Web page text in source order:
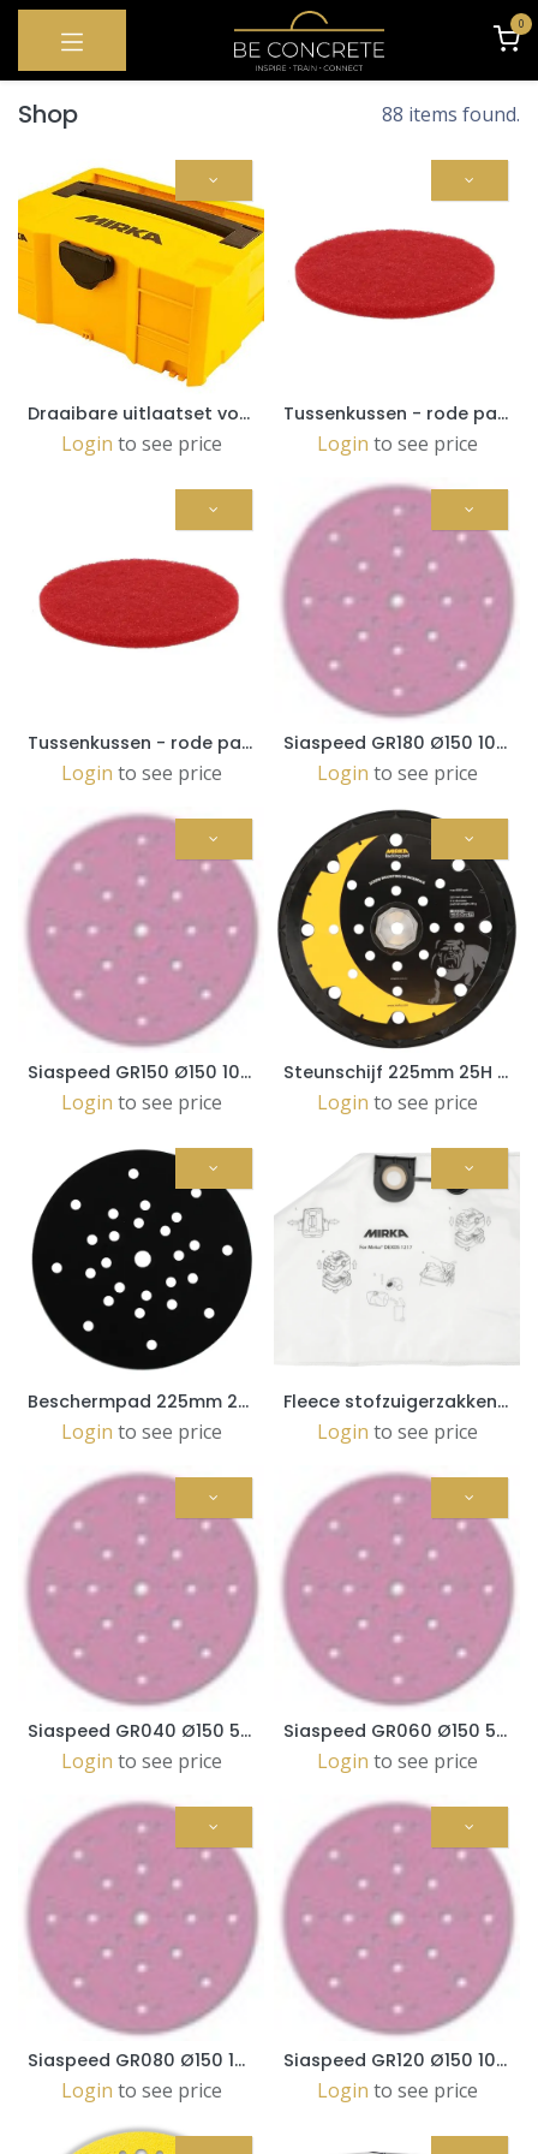
OVERSLAAN NAAR INHOUD 0
Shop 88 items found.
Draaibare uitlaatset voor DEROS 125/150mm (MIE6521011)
Login to see price
Tussenkussen - rode pad dia152mm (5pc)
Login to see price
Tussenkussen - rode pad dia406mm (5pc)
Login to see price
Siaspeed GR180 Ø150 100pc
Login to see price
Siaspeed GR150 Ø150 100pc
Login to see price
Steunschijf 225mm 25H Grip LEROS (MIW9514312)
Login to see price
Beschermpad 225mm 27H, 1/verpakking (8296712111)
Login to see price
Fleece stofzuigerzakken voor DEXOS 1217, 5/Pak (MIX1215171)
Login to see price
Siaspeed GR040 Ø150 50pc
Login to see price
Siaspeed GR060 Ø150 50pc
Login to see price
Siaspeed GR080 Ø150 100pc
Login to see price
Siaspeed GR120 Ø150 100pc
Login to see price